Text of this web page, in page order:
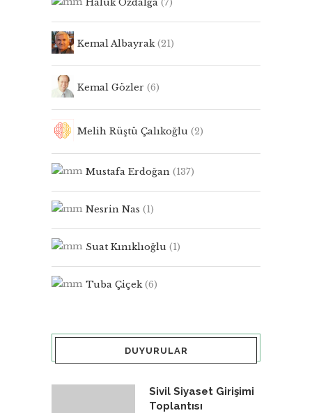
Haluk Özdalga (7)
Kemal Albayrak(21)
Kemal Gözler (6)
Melih Rüştü Çalıkoğlu (2)
Mustafa Erdoğan (137)
Nesrin Nas (1)
Suat Kınıklıoğlu (1)
Tuba Çiçek(6)
DUYURULAR
Sivil Siyaset Girişimi
Toplantısı